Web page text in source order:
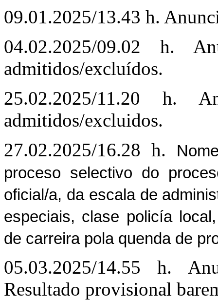
09.01.2025/13.43 h.
04.02.2025/09.02 h.
admitidos/excluídos.
25.02.2025/11.20 h.
admitidos/excluidos.
27.02.2025/16.28 h.
proceso selectivo do
oficial/a, da escala de
especiais, clase policía
de carreira pola quenda de
05.03.2025/14.55 h.
Resultado provisional